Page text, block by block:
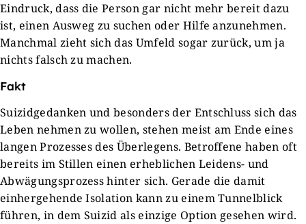
Eindruck, dass die Person gar nicht mehr bereit dazu
ist, einen Ausweg zu suchen oder Hilfe anzunehmen.
Manchmal zieht sich das Umfeld sogar zurück, um ja
nichts falsch zu machen.
Fakt
Suizidgedanken und besonders der Entschluss sich das
Leben nehmen zu wollen, stehen meist am Ende eines
langen Prozesses des Überlegens. Betroffene haben oft
bereits im Stillen einen erheblichen Leidens- und
Abwägungsprozess hinter sich. Gerade die damit
einhergehende Isolation kann zu einem Tunnelblick
führen, in dem Suizid als einzige Option gesehen wird.